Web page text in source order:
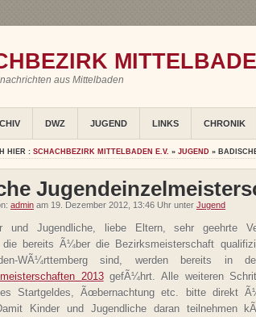
aus Mittelbaden
DWZ JUGEND LINKS CHRONIK
HIER : SCHACHBEZIRK MITTELBADEN E.V. » JUGEND »
admin am 19. Dezember 2012, 13:46 Uhr unter Jugend
und Jugendliche, liebe Eltern, sehr geehrte
die bereits Ã¼ber die Bezirksmeisterschaft
WÃ¼rttemberg sind, werden bereits in
2013gefÃ¼hrt. Alle weiteren
Startgeldes, Ãœbernachtung etc. bitte direkt
Kinder und Jugendliche daran teilnehmen